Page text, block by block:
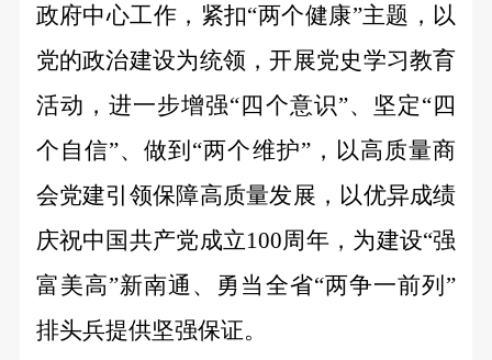
政府中心工作，紧扣“两个健康”主题，以
党的政治建设为统领，开展党史学习教育
活动，进一步增强“四个意识”、坚定“四
个自信”、做到“两个维护”，以高质量商
会党建引领保障高质量发展，以优异成绩
庆祝中国共产党成立100周年，为建设“强
富美高”新南通、勇当全省“两争一前列”
排头兵提供坚强保证。